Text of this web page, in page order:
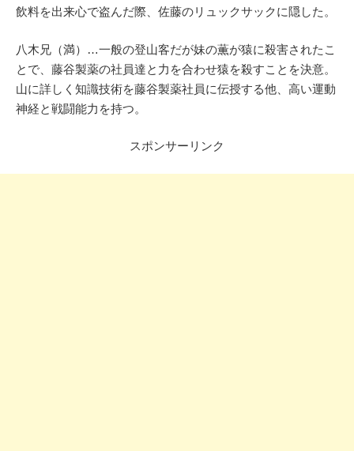
飲料を出来心で盗んだ際、佐藤のリュックサックに隠した。
八木兄（満）…一般の登山客だが妹の薫が猿に殺害されたこ
とで、藤谷製薬の社員達と力を合わせ猿を殺すことを決意。
山に詳しく知識技術を藤谷製薬社員に伝授する他、高い運動
神経と戦闘能力を持つ。
スポンサーリンク